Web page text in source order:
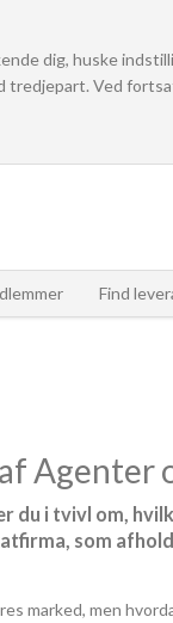
dig, huske
tredjepart. Ved
Find
du i tvivl om,
som
marked, men